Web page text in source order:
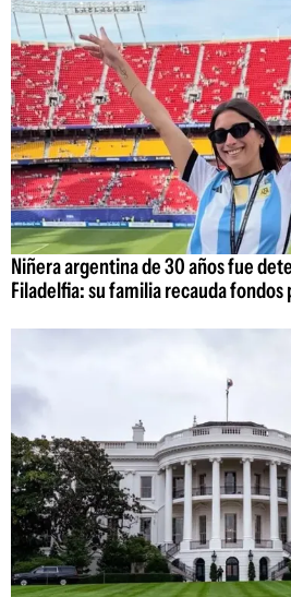
Niñera argentina de 30 años fue
Filadelfia: su familia recauda fondos